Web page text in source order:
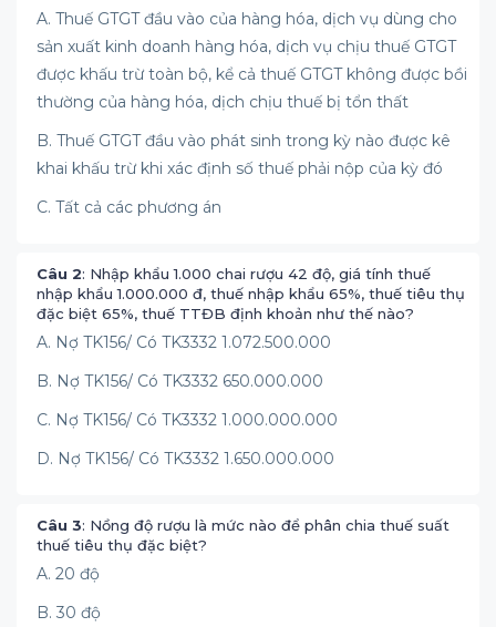
A. Thuế GTGT đầu vào của hàng hóa, dịch vụ dùng cho
sản xuất kinh doanh hàng hóa, dịch vụ chịu thuế GTGT
được khấu trừ toàn bộ, kể cả thuế GTGT không được bồi
thường của hàng hóa, dịch chịu thuế bị tổn thất
B. Thuế GTGT đầu vào phát sinh trong kỳ nào được kê
khai khấu trừ khi xác định số thuế phải nộp của kỳ đó
C. Tất cả các phương án
Câu 2: Nhập khẩu 1.000 chai rượu 42 độ, giá tính thuế
nhập khẩu 1.000.000 đ, thuế nhập khẩu 65%, thuế tiêu thụ
đặc biệt 65%, thuế TTĐB định khoản như thế nào?
A. Nợ TK156/ Có TK3332 1.072.500.000
B. Nợ TK156/ Có TK3332 650.000.000
C. Nợ TK156/ Có TK3332 1.000.000.000
D. Nợ TK156/ Có TK3332 1.650.000.000
Câu 3: Nồng độ rượu là mức nào để phân chia thuế suất
thuế tiêu thụ đặc biệt?
A. 20 độ
B. 30 độ